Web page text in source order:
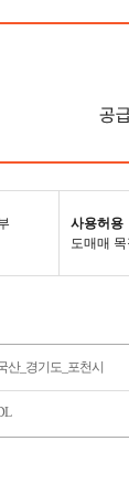
사용허용
도매매
산_경기도_포천시